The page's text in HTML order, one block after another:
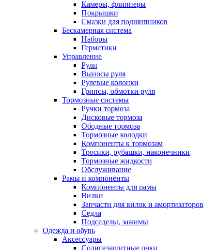
Камеры, флипперы
Покрышки
Смазки для подшипников
Бескамерная система
Наборы
Герметики
Управление
Рули
Выносы руля
Рулевые колонки
Грипсы, обмотки руля
Тормозные системы
Ручки тормоза
Дисковые тормоза
Ободные тормоза
Тормозные колодки
Компоненты к тормозам
Тросики, рубашки, наконечники
Тормозные жидкости
Обслуживание
Рамы и компоненты
Компоненты для рамы
Вилки
Запчасти для вилок и амортизаторов
Седла
Подседелы, зажимы
Одежда и обувь
Аксессуары
Солнцезащитные очки